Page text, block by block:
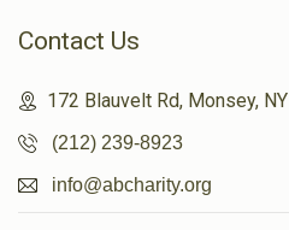
Contact Us
172 Blauvelt Rd, Monsey, NY
(212) 239-8923
info@abcharity.org